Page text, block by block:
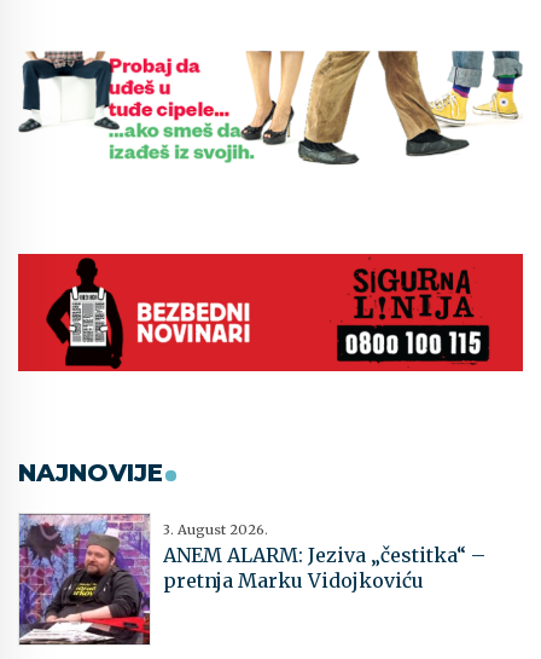
NAJNOVIJE
3. August 2026.
ANEM ALARM: Jeziva „čestitka“ –
pretnja Marku Vidojkoviću